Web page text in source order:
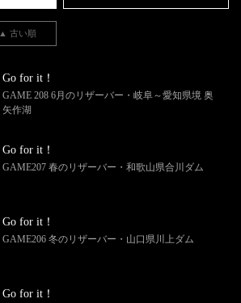
▲ 古い順
Go for it！
GAME 208 6月のリザーバー・岐阜～愛知県境 奥
矢作湖
Go for it！
GAME207 春のリザーバー・和歌山県合川ダム
Go for it！
GAME206 冬のリザーバー・山口県川上ダム
Go for it！